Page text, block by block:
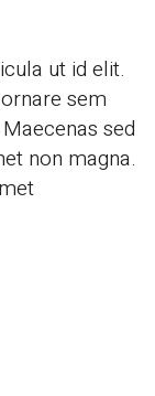
ut id elit.
sem
sed
non magna.